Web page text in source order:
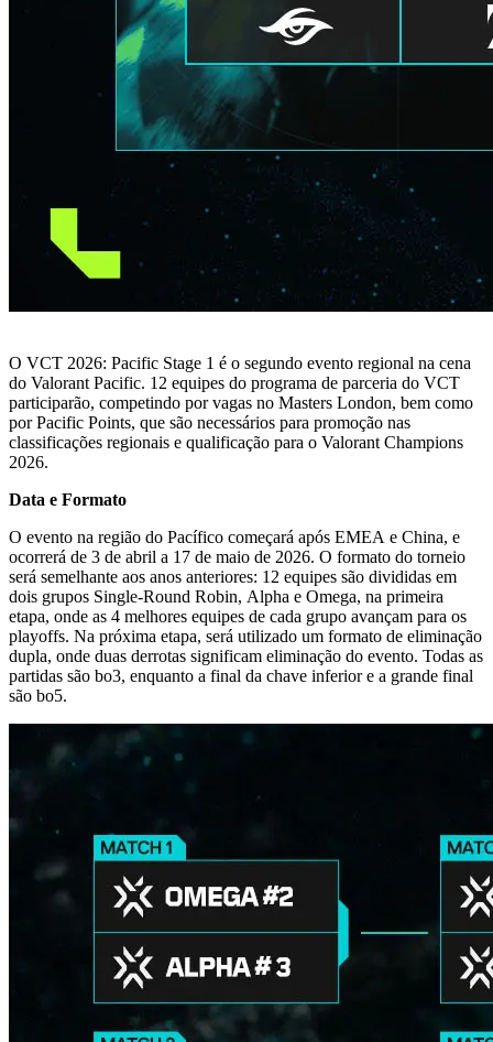
O VCT 2026: Pacific Stage 1 é o segundo evento regional na cena
do Valorant Pacific. 12 equipes do programa de parceria do VCT
participarão, competindo por vagas no Masters London, bem como
por Pacific Points, que são necessários para promoção nas
classificações regionais e qualificação para o Valorant Champions
2026.
Data e Formato
O evento na região do Pacífico começará após EMEA e China, e
ocorrerá de 3 de abril a 17 de maio de 2026. O formato do torneio
será semelhante aos anos anteriores: 12 equipes são divididas em
dois grupos Single-Round Robin, Alpha e Omega, na primeira
etapa, onde as 4 melhores equipes de cada grupo avançam para os
playoffs. Na próxima etapa, será utilizado um formato de eliminação
dupla, onde duas derrotas significam eliminação do evento. Todas as
partidas são bo3, enquanto a final da chave inferior e a grande final
são bo5.